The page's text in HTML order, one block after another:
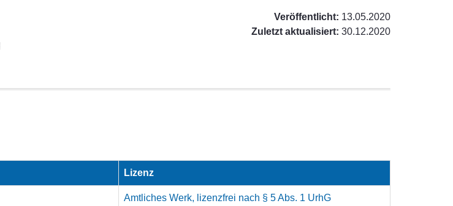
Veröffentlicht: 13.05.2020
Zuletzt aktualisiert: 30.12.2020
Lizenz
Amtliches Werk, lizenzfrei nach § 5 Abs. 1 UrhG